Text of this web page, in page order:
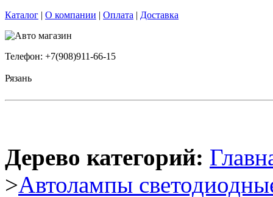
Каталог | О компании | Оплата | Доставка
Телефон: +7(908)911-66-15
Рязань
Дерево категорий:
>Автолампы